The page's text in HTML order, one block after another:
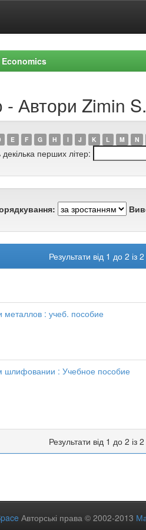
- Автори Zimin
E F G H I J K L M N
перших літер:
Результати від 1 до 2 із 2
: учеб. пособие
шлифовании : Учебное пособие
Результати від 1 до 2 із 2
Авторські права © 2002-2013